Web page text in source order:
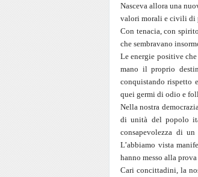
Nasceva allora una
valori morali e civili di
Con tenacia, con
che sembravano
Le energie positive
mano il proprio
conquistando rispetto
quei germi di odio e
Nella nostra
di unità del popolo
consapevolezza di
L’abbiamo vista
hanno messo alla
Cari concittadini, la